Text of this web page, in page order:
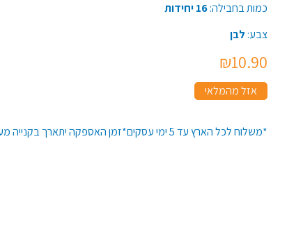
כמות בחבילה:16 יחידות
צבע: לבן
₪10.90
אזל מהמלאי
*משלוח לכל הארץ עד 5 ימי עסקים*זמן האספקה יתארך בקנייה מעל 50 יח' מפריט